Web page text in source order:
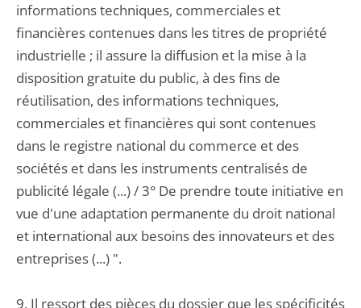
informations techniques, commerciales et
financières contenues dans les titres de propriété
industrielle ; il assure la diffusion et la mise à la
disposition gratuite du public, à des fins de
réutilisation, des informations techniques,
commerciales et financières qui sont contenues
dans le registre national du commerce et des
sociétés et dans les instruments centralisés de
publicité légale (...) / 3° De prendre toute initiative en
vue d'une adaptation permanente du droit national
et international aux besoins des innovateurs et des
entreprises (...) ".
9. Il ressort des pièces du dossier que les spécificités